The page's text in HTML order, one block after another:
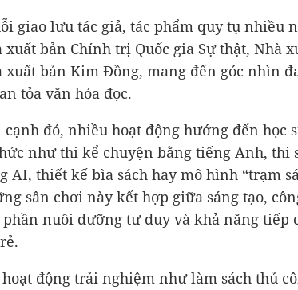
giao lưu tác giả, tác phẩm quy tụ nhiều
xuất bản Chính trị Quốc gia Sự thật, Nhà
xuất bản Kim Đồng, mang đến góc nhìn
tỏa văn hóa đọc.
cạnh đó, nhiều hoạt động hướng đến học
như thi kể chuyện bằng tiếng Anh, thi
AI, thiết kế bìa sách hay mô hình “trạm
sân chơi này kết hợp giữa sáng tạo,
phần nuôi dưỡng tư duy và khả năng tiếp
hoạt động trải nghiệm như làm sách thủ